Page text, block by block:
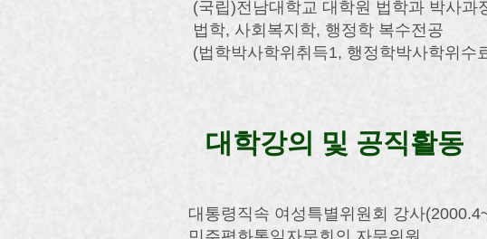
​(국립)전남대학교 대학원 법학과 박사과
법학, 사회복지학, 행정학 복수전공​
​(법학박사학위취득1, 행정학박사학위
대학강의 및 공직활동
대통령직속 여성특별위원회 강사